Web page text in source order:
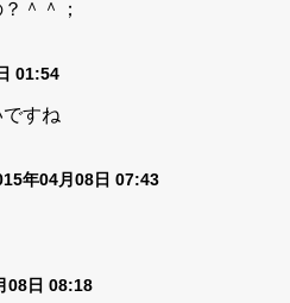
＾＾；
01:54
すね
年04月08日 07:43
08日 08:18